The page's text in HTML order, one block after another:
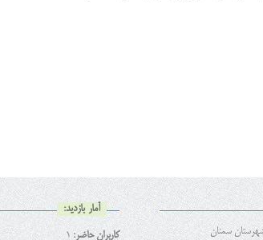
آمار بازدید:
کاربران حاضر: 1 سمنان